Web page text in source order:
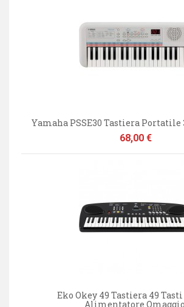
Yamaha PSSE30 Tastiera
Prezzo
68,00 €
Eko Okey 49 Tastiera 49 Tasti
Alimentatore